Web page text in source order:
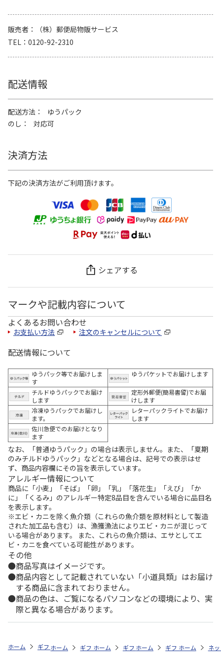
販売者
（株）郵便局物販サービス
TEL
0120-92-2310
配送情報
配送方法
ゆうパック
のし
対応可
決済方法
下記の決済方法がご利用頂けます。
シェアする
マークや記載内容について
よくあるお問い合わせ
お支払い方法 注文のキャンセルについて
配送情報について
ゆうパック等でお届けしま
す
ゆうパケットでお届けします
チルドゆうパックでお届け
します
定形外郵便(簡易書留)でお届
けします
冷凍ゆうパックでお届けし
ます。
レターパックライトでお届け
します
佐川急便でのお届けとなり
ます
なお、「普通ゆうパック」の場合は表示しません。また、「夏期
のみチルドゆうパック」などとなる場合は、記号での表示はせ
ず、商品内容欄にその旨を表示しています。
アレルギー情報について
商品に「小麦」「そば」「卵」「乳」「落花生」「えび」「か
に」「くるみ」のアレルギー特定8品目を含んでいる場合に品目名
を表示します。
※エビ・カニを除く魚介類（これらの魚介類を原材料として製造
された加工品も含む）は、漁獲漁法によりエビ・カニが混じって
いる場合があります。 また、これらの魚介類は、エサとしてエ
ビ・カニを食べている可能性があります。
その他
商品写真はイメージです。
商品内容として記載されていない「小道具類」はお届け
する商品に含まれておりません。
商品の色は、ご覧になるパソコンなどの環境により、実
際と異なる場合があります。
ホーム ギフトストア お中元・夏ギフト特集 2026 お菓子・スイーツ
ホーム ギフトストア お中元・夏ギフト特集 2026
ホーム ギフトストア お中元・夏ギフト
ホーム ギフトストア お
ホーム ネ